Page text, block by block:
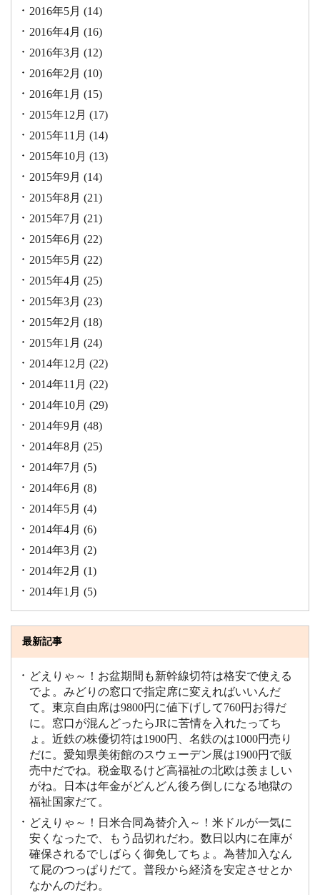
2016年5月 (14)
2016年4月 (16)
2016年3月 (12)
2016年2月 (10)
2016年1月 (15)
2015年12月 (17)
2015年11月 (14)
2015年10月 (13)
2015年9月 (14)
2015年8月 (21)
2015年7月 (21)
2015年6月 (22)
2015年5月 (22)
2015年4月 (25)
2015年3月 (23)
2015年2月 (18)
2015年1月 (24)
2014年12月 (22)
2014年11月 (22)
2014年10月 (29)
2014年9月 (48)
2014年8月 (25)
2014年7月 (5)
2014年6月 (8)
2014年5月 (4)
2014年4月 (6)
2014年3月 (2)
2014年2月 (1)
2014年1月 (5)
最新記事
どえりゃ～！お盆期間も新幹線切符は格安で使える
でよ。みどりの窓口で指定席に変えればいいんだ
て。東京自由席は9800円に値下げして760円お得だ
に。窓口が混んどったらJRに苦情を入れたってち
ょ。近鉄の株優切符は1900円、名鉄のは1000円売り
だに。愛知県美術館のスウェーデン展は1900円で販
売中だでね。税金取るけど高福祉の北欧は羨ましい
がね。日本は年金がどんどん後ろ倒しになる地獄の
福祉国家だて。
どえりゃ～！日米合同為替介入～！米ドルが一気に
安くなったで、もう品切れだわ。数日以内に在庫が
確保されるでしばらく御免してちょ。為替加入なん
て屁のつっぱりだて。普段から経済を安定させとか
なかんのだわ。